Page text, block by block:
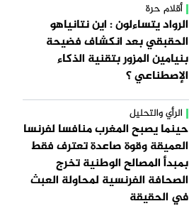
أقلام حرة
الرواد يتساءلون : اين نتانياهو
الحقبقي بعد انكشاف فضيحة
بنيامين المزور بتقنية الذكاء
الإصطناعي ؟
الرأي والتحليل
حينما يصبح المغرب منافسا لفرنسا
العميقة وقوة صاعدة تعترف فقط
بمبدأ المصالح الوطنية تخرج
الصحافة الفرنسية لمحاولة العبث
في الحقيقة